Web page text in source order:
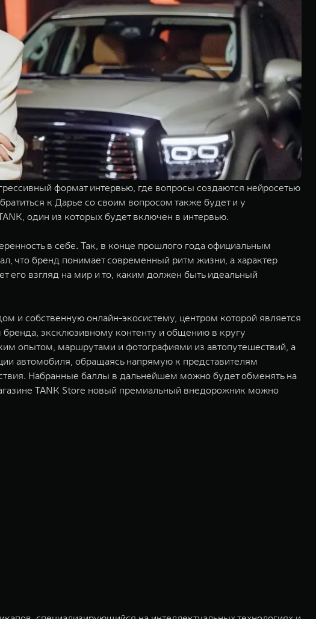
формат интервью, где вопросы создаются нейросетью
к Дарье со своим вопросом также будет и у
один из которых будет включен в интервью.
в себе. Так, в конце прошлого года официальным
что бренд понимает современный ритм жизни, а характер
его взгляд на мир и то, каким должен быть идеальный
и собственную онлайн-экосистему, центром которой является
эксклюзивному контенту и общению в кругу
опытом, маршрутами и фотографиями из автопутешествий, а
автомобиля, обращаясь напрямую к представителям
Набранные баллы в дальнейшем можно будет обменять на
TANK Store новый премиальный внедорожник можно